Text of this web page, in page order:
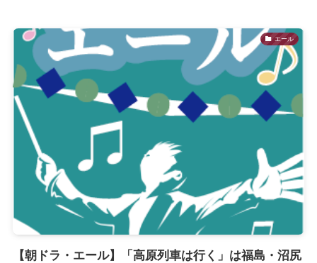
エール
【朝ドラ・エール】「高原列車は行く」は福島・沼尻